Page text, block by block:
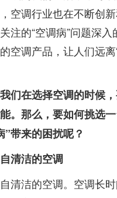
空调行业也在不断创
注的“空调病”问题深
空调产品，让人们远离
们在选择空调的时候
。那么，要如何挑选
”带来的困扰呢？
清洁的空调
清洁的空调。空调长